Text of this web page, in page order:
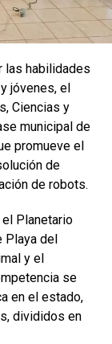
las habilidades
jóvenes, el
Ciencias y
municipal de
promueve el
de
de robots.
Planetario
Playa del
y el
se
en el estado,
divididos en